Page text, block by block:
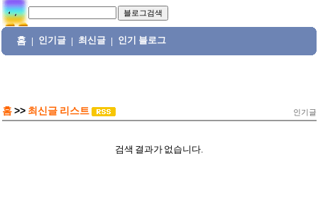
홈 인기글 최신글 인기 블로그
홈 >> 최신글 리스트 인기글
검색 결과가 없습니다.